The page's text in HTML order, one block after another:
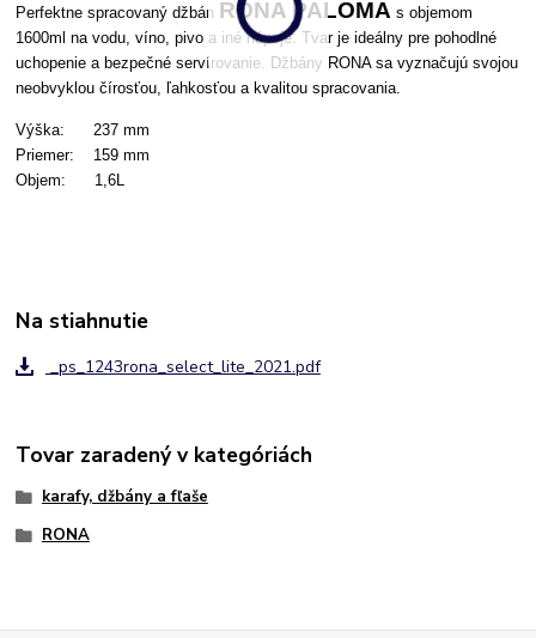
Perfektne spracovaný džbán RONA PALOMA s objemom
1600ml na vodu, víno, pivo a iné nápoje. Tvar je ideálny pre pohodlné
uchopenie a bezpečné servírovanie. Džbány RONA sa vyznačujú svojou
neobvyklou čírosťou, ľahkosťou a kvalitou spracovania.
Výška: 237 mm
Priemer: 159 mm
Objem: 1,6L
Na stiahnutie
_ps_1243rona_select_lite_2021.pdf
Tovar zaradený v kategóriách
karafy, džbány a fľaše
RONA